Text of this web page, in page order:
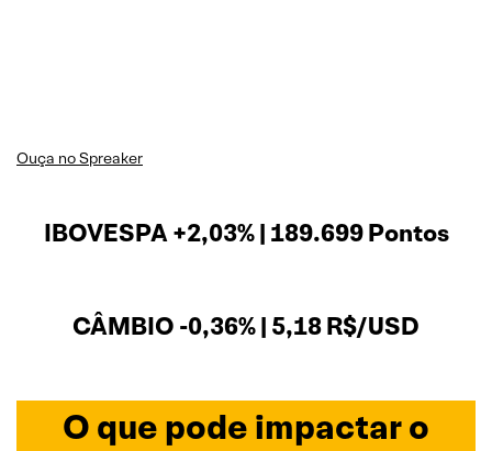
Ouça no Spreaker
IBOVESPA +2,03% | 189.699 Pontos
CÂMBIO -0,36% | 5,18 R$/USD
O que pode impactar o